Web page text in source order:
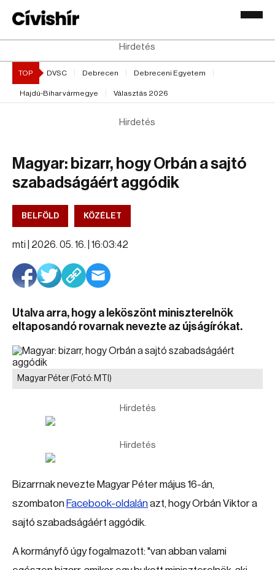
Hirdetés
TOP DVSC Debrecen Debreceni Egyetem
Hajdú-Bihar vármegye Választás 2026
Hirdetés
Magyar: bizarr, hogy Orbán a sajtó
szabadságáért aggódik
BELFÖLD KÖZÉLET
mti | 2026. 05. 16. | 16:03:42
Utalva arra, hogy a leköszönt miniszterelnök
eltaposandó rovarnak nevezte az újságírókat.
Magyar Péter(Fotó: MTI)
Hirdetés
Hirdetés
Bizarrnak nevezte Magyar Péter május 16-án,
szombaton Facebook-oldalánazt, hogy Orbán Viktor a
sajtó szabadságáért aggódik.
A kormányfő úgy fogalmazott: "van abban valami